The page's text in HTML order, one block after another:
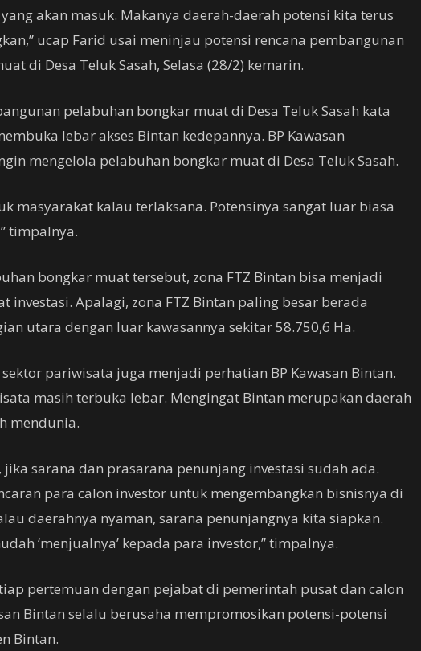
akan masuk. Makanya daerah-daerah potensi kita terus
ucap Farid usai meninjau potensi rencana pembangunan
di Desa Teluk Sasah, Selasa (28/2) kemarin.
pelabuhan bongkar muat di Desa Teluk Sasah kata
lebar akses Bintan kedepannya. BP Kawasan
mengelola pelabuhan bongkar muat di Desa Teluk Sasah.
masyarakat kalau terlaksana. Potensinya sangat luar biasa
timpalnya.
bongkar muat tersebut, zona FTZ Bintan bisa menjadi
investasi. Apalagi, zona FTZ Bintan paling besar berada
utara dengan luar kawasannya sekitar 58.750,6 Ha.
pariwisata juga menjadi perhatian BP Kawasan Bintan.
masih terbuka lebar. Mengingat Bintan merupakan daerah
mendunia.
sarana dan prasarana penunjang investasi sudah ada.
para calon investor untuk mengembangkan bisnisnya di
daerahnya nyaman, sarana penunjangnya kita siapkan.
‘menjualnya’ kepada para investor,” timpalnya.
pertemuan dengan pejabat di pemerintah pusat dan calon
Bintan selalu berusaha mempromosikan potensi-potensi
Bintan.